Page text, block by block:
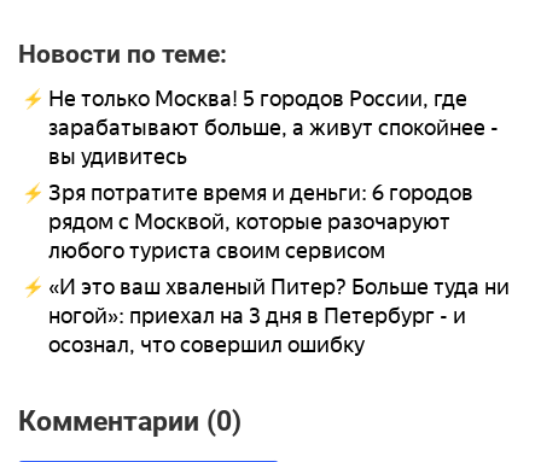
Новости по теме:
Не только Москва! 5 городов России, где
зарабатывают больше, а живут спокойнее -
вы удивитесь
Зря потратите время и деньги: 6 городов
рядом с Москвой, которые разочаруют
любого туриста своим сервисом
«И это ваш хваленый Питер? Больше туда ни
ногой»: приехал на 3 дня в Петербург - и
осознал, что совершил ошибку
Комментарии (0)